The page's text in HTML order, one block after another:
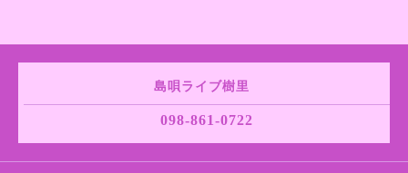
島唄ライブ樹里
098-861-0722